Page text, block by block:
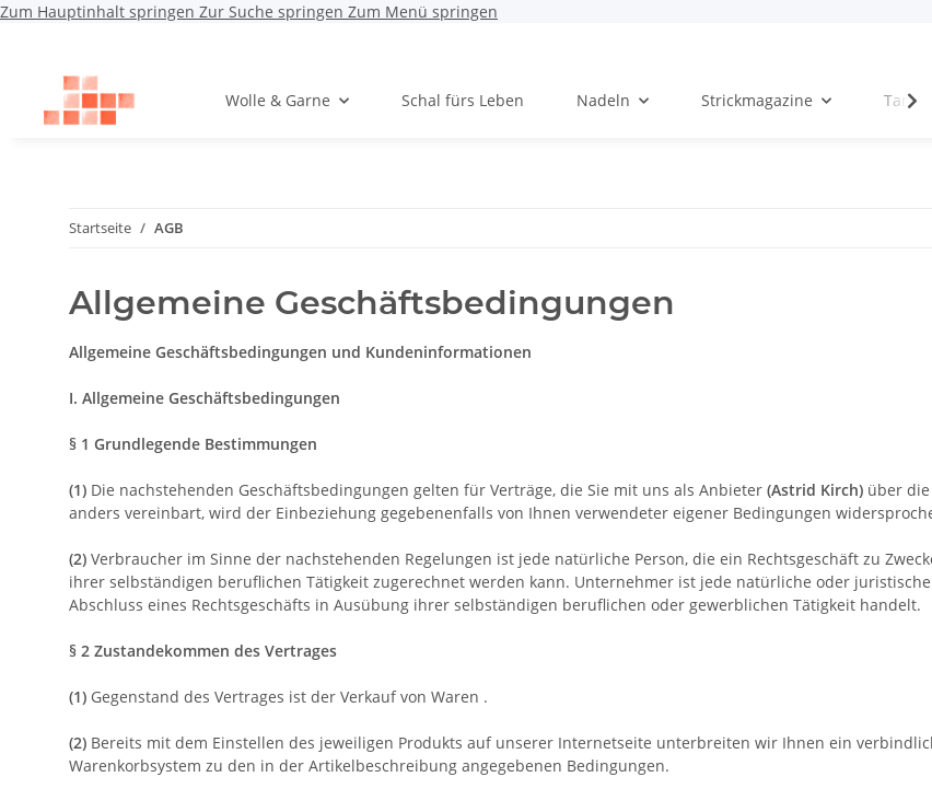
Zum Hauptinhalt springen Zur Suche springen Zum Menü springen
Wolle & Garne Schal fürs Leben Nadeln Strickmagazine Tanja
Startseite AGB
Allgemeine Geschäftsbedingungen
Allgemeine Geschäftsbedingungen und Kundeninformationen
I. Allgemeine Geschäftsbedingungen
§ 1 Grundlegende Bestimmungen
(1) Die nachstehenden Geschäftsbedingungen gelten für Verträge, die Sie mit uns als Anbieter (Astrid Kirch) über
anders vereinbart, wird der Einbeziehung gegebenenfalls von Ihnen verwendeter eigener Bedingungen
(2) Verbraucher im Sinne der nachstehenden Regelungen ist jede natürliche Person, die ein Rechtsgeschäft zu
ihrer selbständigen beruflichen Tätigkeit zugerechnet werden kann. Unternehmer ist jede natürliche oder
Abschluss eines Rechtsgeschäfts in Ausübung ihrer selbständigen beruflichen oder gewerblichen Tätigkeit handelt.
§ 2 Zustandekommen des Vertrages
(1) Gegenstand des Vertrages ist der Verkauf von Waren .
(2) Bereits mit dem Einstellen des jeweiligen Produkts auf unserer Internetseite unterbreiten wir Ihnen ein
Warenkorbsystem zu den in der Artikelbeschreibung angegebenen Bedingungen.